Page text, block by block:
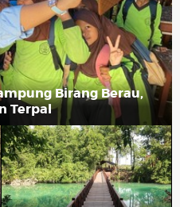
Birang Berau,
Terpal